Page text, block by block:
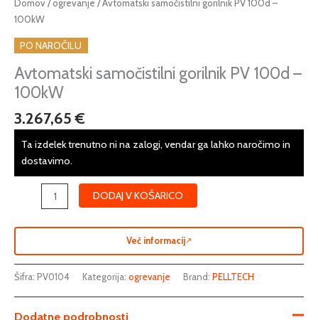
Domov/ogrevanje / Avtomatski samočistilni gorilnik PV 100d –
100kW
PO NAROČILU
Avtomatski samočistilni gorilnik PV 100d –
100kW
3.267,65€
Ta izdelek trenutno ni na zalogi, vendar ga lahko naročimo in
dostavimo.
samočistilni
gorilnik
PV
100d
-
100kW
količina
DODAJ V KOŠARICO
Več informacij↗
Šifra: PV0104 Kategorija: ogrevanje Brand: PELLTECH
Dodatne podrobnosti